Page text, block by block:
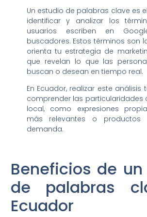
Un estudio de palabras clave es
identificar y analizar los
usuarios escriben en
buscadores. Estos términos son
orienta tu estrategia de
que revelan lo que las
buscan o desean en tiempo real.
En Ecuador, realizar este análisis
comprender las particularidades
local, como expresiones
más relevantes o productos
demanda.
Beneficios de
de palabras
Ecuador